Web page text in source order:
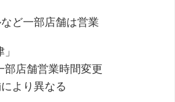
ど一部店舗は営業
部店舗営業時間変更
より異なる